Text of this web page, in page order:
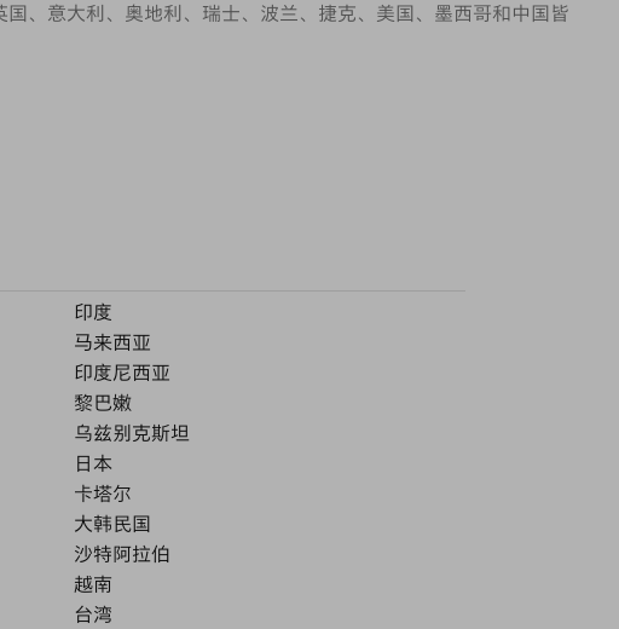
、意大利、奥地利、瑞士、波兰、捷克、美国、墨西哥和中国皆
印度
马来西亚
印度尼西亚
黎巴嫩
乌兹别克斯坦
日本
卡塔尔
大韩民国
沙特阿拉伯
越南
台湾